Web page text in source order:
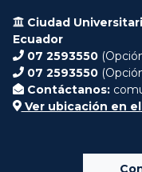
Ciudad
Ecuador
07 2593550
07 2593550
Contáctanos:
Ver ubicación en